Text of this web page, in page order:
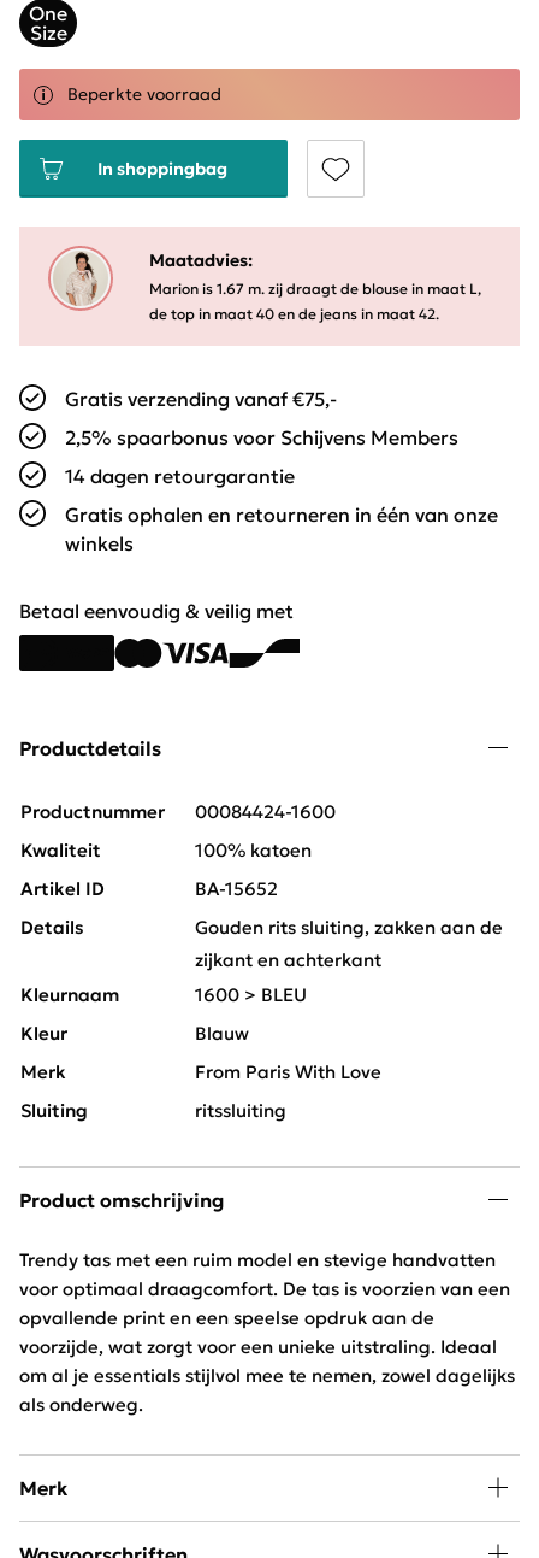
One
Size
Beperkte voorraad
In shoppingbag
Maatadvies:
Marion is 1.67 m. zij draagt de blouse in maat L,
de top in maat 40 en de jeans in maat 42.
Gratis verzending vanaf €75,-
2,5% spaarbonus voor Schijvens Members
14 dagen retourgarantie
Gratis ophalen en retourneren in één van onze
winkels
Betaal eenvoudig & veilig met
Productdetails
Productnummer
00084424-1600
Kwaliteit
100% katoen
Artikel ID
BA-15652
Details
Gouden rits sluiting, zakken aan de
zijkant en achterkant
Kleurnaam
1600 > BLEU
Kleur
Blauw
Merk
From Paris With Love
Sluiting
ritssluiting
Product omschrijving
Trendy tas met een ruim model en stevige handvatten
voor optimaal draagcomfort. De tas is voorzien van een
opvallende print en een speelse opdruk aan de
voorzijde, wat zorgt voor een unieke uitstraling. Ideaal
om al je essentials stijlvol mee te nemen, zowel dagelijks
als onderweg.
Merk
De nieuwste musthaves halen wij direct uit Parijs. Deze